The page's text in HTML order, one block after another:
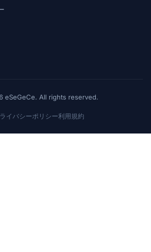
eSeGeCe. All rights reserved.
イバシーポリシー利用規約